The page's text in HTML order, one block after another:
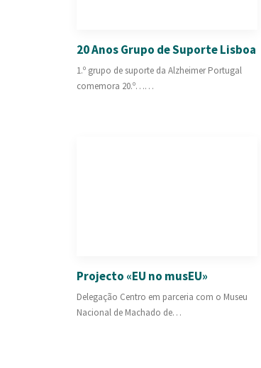
20 Anos Grupo de Suporte Lisboa
1.º grupo de suporte da Alzheimer Portugal
comemora 20.º……
Projecto «EU no musEU»
Delegação Centro em parceria com o Museu
Nacional de Machado de…